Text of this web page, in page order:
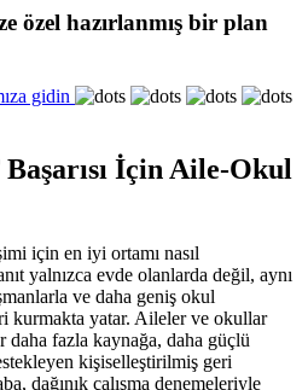
özel hazırlanmış bir plan
gidin
İçin Aile-Okul
için en iyi ortamı nasıl
yalnızca evde olanlarda değil, aynı
ve daha geniş okul
kurmakta yatar. Aileler ve okullar
daha fazla kaynağa, daha güçlü
kişiselleştirilmiş geri
dağınık çalışma denemeleriyle